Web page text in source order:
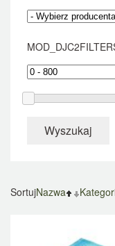
Wyszukaj
SortujNazwa